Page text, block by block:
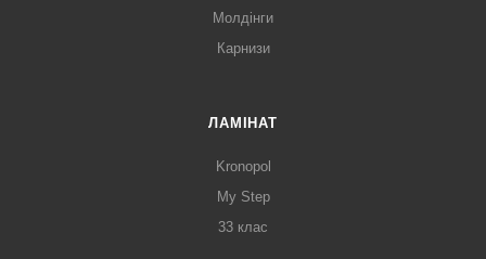
Молдінги
Карнизи
ЛАМІНАТ
Kronopol
My Step
33 клас